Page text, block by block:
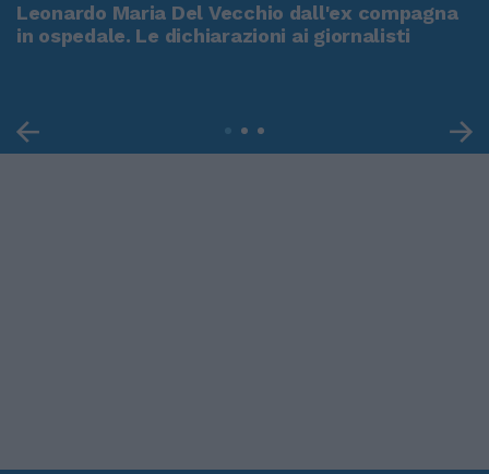
Leonardo Maria Del Vecchio dall'ex compagna
in ospedale. Le dichiarazioni ai giornalisti